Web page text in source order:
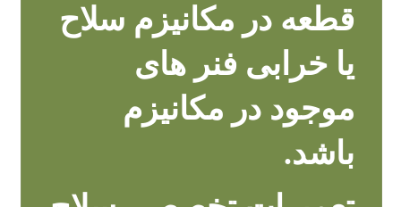
قطعه در مکانیزم سلاح
یا خرابی فنر های
موجود در مکانیزم
باشد.